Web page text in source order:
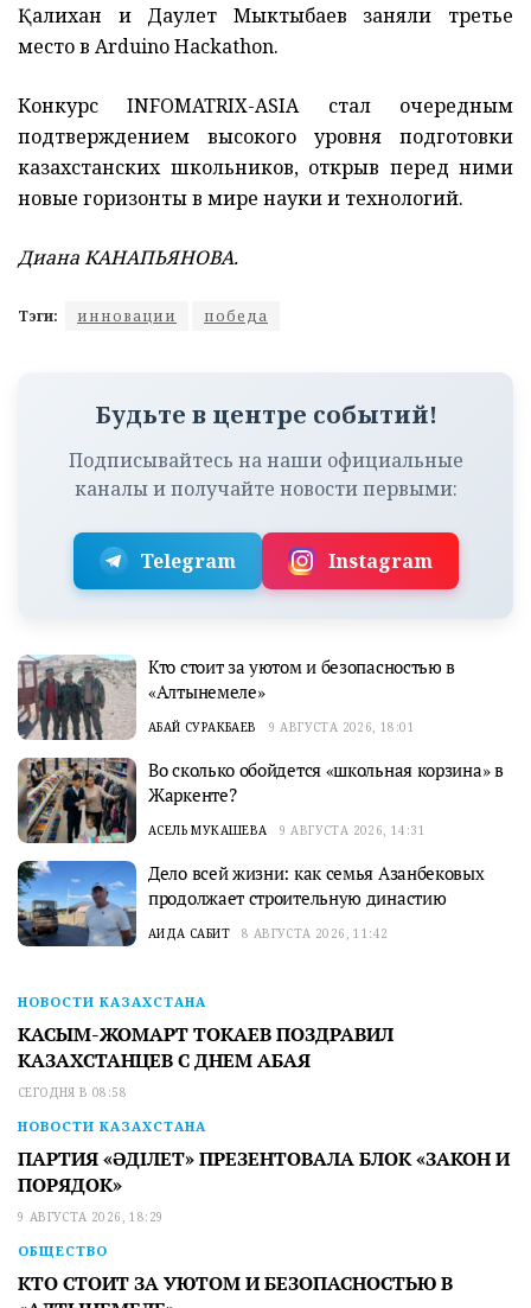
Қалихан и Даулет Мыктыбаев заняли третье
место в Arduino Hackathon.
Конкурс INFOMATRIX-ASIA стал очередным
подтверждением высокого уровня подготовки
казахстанских школьников, открыв перед ними
новые горизонты в мире науки и технологий.
Диана КАНАПЬЯНОВА.
Тэги: инновации победа
Будьте в центре событий!
Подписывайтесь на наши официальные
каналы и получайте новости первыми:
Telegram Instagram
Кто стоит за уютом и безопасностью в
«Алтынемеле»
АБАЙ СУРАКБАЕВ 9 АВГУСТА 2026, 18:01
Во сколько обойдется «школьная корзина» в
Жаркенте?
АСЕЛЬ МУКАШЕВА 9 АВГУСТА 2026, 14:31
Дело всей жизни: как семья Азанбековых
продолжает строительную династию
АИДА САБИТ 8 АВГУСТА 2026, 11:42
НОВОСТИ КАЗАХСТАНА
КАСЫМ-ЖОМАРТ ТОКАЕВ ПОЗДРАВИЛ
КАЗАХСТАНЦЕВ С ДНЕМ АБАЯ
СЕГОДНЯ В 08:58
НОВОСТИ КАЗАХСТАНА
ПАРТИЯ «ӘДІЛЕТ» ПРЕЗЕНТОВАЛА БЛОК «ЗАКОН И
ПОРЯДОК»
9 АВГУСТА 2026, 18:29
ОБЩЕСТВО
КТО СТОИТ ЗА УЮТОМ И БЕЗОПАСНОСТЬЮ В